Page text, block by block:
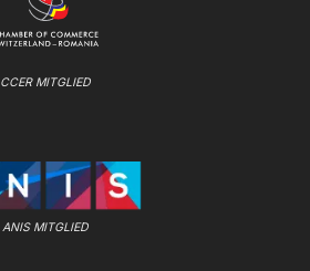
CCER MITGLIED
ANIS MITGLIED